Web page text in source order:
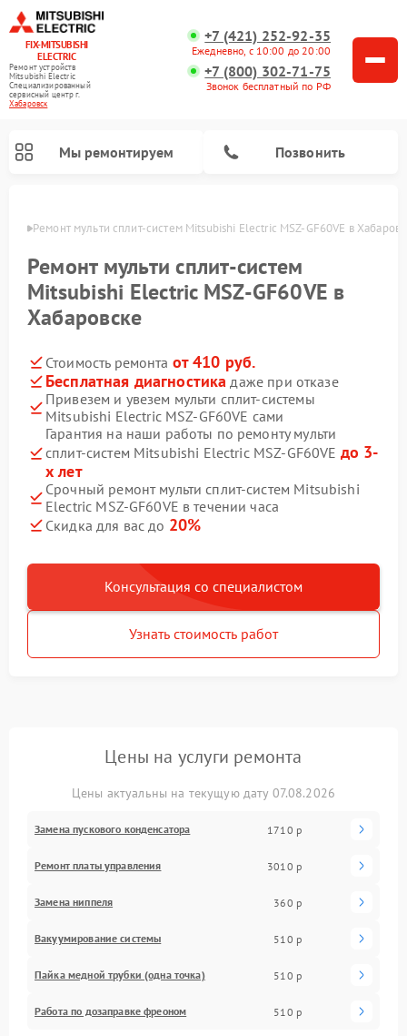
FIX-MITSUBISHI
ELECTRIC
Ремонт устройств
Mitsubishi Electric
Специализированный
cервисный центр г.
Хабаровск
+7 (421) 252-92-35
Ежедневно, с 10:00 до 20:00
+7 (800) 302-71-75
Звонок бесплатный по РФ
Мы ремонтируем Позвонить
Ремонт мульти сплит-систем Mitsubishi Electric MSZ-GF60VE в
Ремонт мульти сплит-систем
Mitsubishi Electric MSZ-GF60VE в
Хабаровске
Стоимость ремонта от 410 руб.
Бесплатная диагностика даже при отказе
Привезем и увезем мульти сплит-системы
Mitsubishi Electric MSZ-GF60VE сами
Гарантия на наши работы по ремонту мульти
сплит-систем Mitsubishi Electric MSZ-GF60VE до 3-
х лет
Срочный ремонт мульти сплит-систем Mitsubishi
Electric MSZ-GF60VE в течении часа
Скидка для вас до 20%
Консультация со специалистом
Узнать стоимость работ
Цены на услуги ремонта
Цены актуальны на текущую дату 07.08.2026
Замена пускового конденсатора 1710 р
Ремонт платы управления 3010 р
Замена ниппеля 360 р
Вакуумирование системы 510 р
Пайка медной трубки (одна точка) 510 р
Работа по дозаправке фреоном 510 р